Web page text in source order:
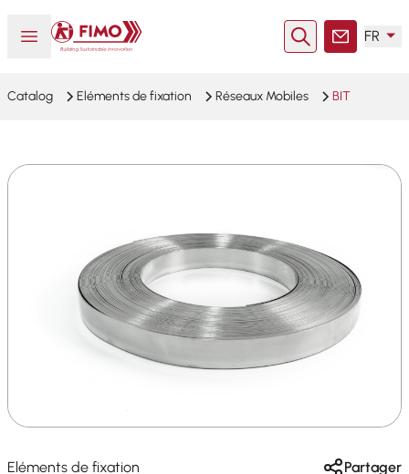
Ouvrir ou fermer le menu
Retour à l'accueil
Rechercher
Contact
FR
Catalog Eléments de fixation Réseaux Mobiles BIT
Eléments de fixation Partager